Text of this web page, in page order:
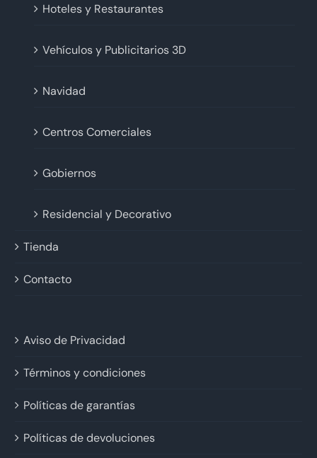
Hoteles y Restaurantes
Vehículos y Publicitarios 3D
Navidad
Centros Comerciales
Gobiernos
Residencial y Decorativo
Tienda
Contacto
Aviso de Privacidad
Términos y condiciones
Políticas de garantías
Políticas de devoluciones